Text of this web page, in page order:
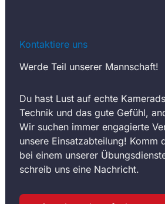
Kontaktiere uns
Werde Teil unserer Mannschaft!
Du hast Lust auf echte
Technik und das gute Gefühl,
Wir suchen immer engagierte
unsere Einsatzabteilung! Komm
bei einem unserer
schreib uns eine Nachricht.